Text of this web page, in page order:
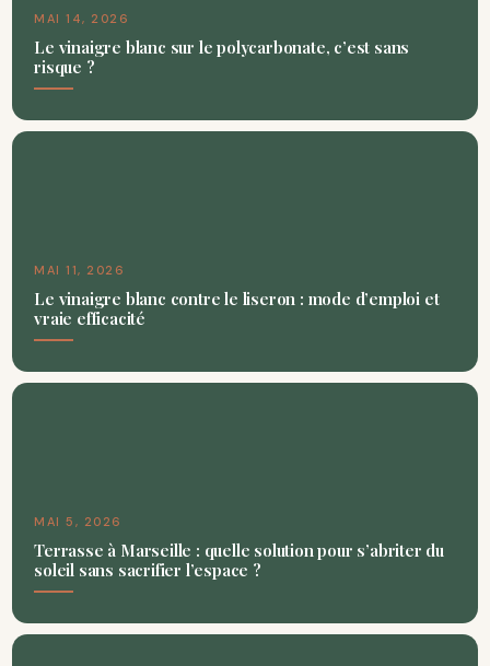
MAI 14, 2026
Le vinaigre blanc sur le polycarbonate, c’est sans
risque ?
MAI 11, 2026
Le vinaigre blanc contre le liseron : mode d’emploi et
vraie efficacité
MAI 5, 2026
Terrasse à Marseille : quelle solution pour s’abriter du
soleil sans sacrifier l’espace ?